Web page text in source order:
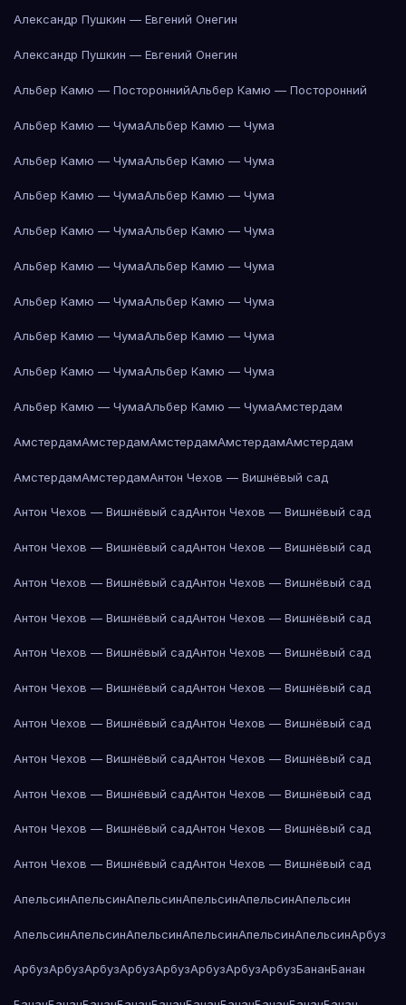
Александр Пушкин — Евгений Онегин
Александр Пушкин — Евгений Онегин
Альбер Камю — ПостороннийАльбер Камю — Посторонний
Альбер Камю — ЧумаАльбер Камю — Чума
Альбер Камю — ЧумаАльбер Камю — Чума
Альбер Камю — ЧумаАльбер Камю — Чума
Альбер Камю — ЧумаАльбер Камю — Чума
Альбер Камю — ЧумаАльбер Камю — Чума
Альбер Камю — ЧумаАльбер Камю — Чума
Альбер Камю — ЧумаАльбер Камю — Чума
Альбер Камю — ЧумаАльбер Камю — Чума
Альбер Камю — ЧумаАльбер Камю — ЧумаАмстердам
АмстердамАмстердамАмстердамАмстердамАмстердам
АмстердамАмстердамАнтон Чехов — Вишнёвый сад
Антон Чехов — Вишнёвый садАнтон Чехов — Вишнёвый сад
Антон Чехов — Вишнёвый садАнтон Чехов — Вишнёвый сад
Антон Чехов — Вишнёвый садАнтон Чехов — Вишнёвый сад
Антон Чехов — Вишнёвый садАнтон Чехов — Вишнёвый сад
Антон Чехов — Вишнёвый садАнтон Чехов — Вишнёвый сад
Антон Чехов — Вишнёвый садАнтон Чехов — Вишнёвый сад
Антон Чехов — Вишнёвый садАнтон Чехов — Вишнёвый сад
Антон Чехов — Вишнёвый садАнтон Чехов — Вишнёвый сад
Антон Чехов — Вишнёвый садАнтон Чехов — Вишнёвый сад
Антон Чехов — Вишнёвый садАнтон Чехов — Вишнёвый сад
Антон Чехов — Вишнёвый садАнтон Чехов — Вишнёвый сад
АпельсинАпельсинАпельсинАпельсинАпельсинАпельсин
АпельсинАпельсинАпельсинАпельсинАпельсинАпельсинАрбуз
АрбузАрбузАрбузАрбузАрбузАрбузАрбузАрбузБананБанан